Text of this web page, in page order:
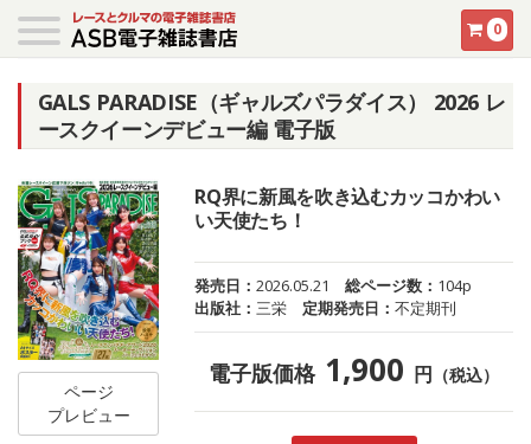
0
GALS PARADISE（ギャルズパラダイス） 2026 レ
ースクイーンデビュー編 電子版
ページ
プレビュー
RQ界に新風を吹き込むカッコかわい
い天使たち！
発売日：2026.05.21 総ページ数： 104p
出版社：三栄 定期発売日：不定期刊
電子版価格 1,900 円 （税込）